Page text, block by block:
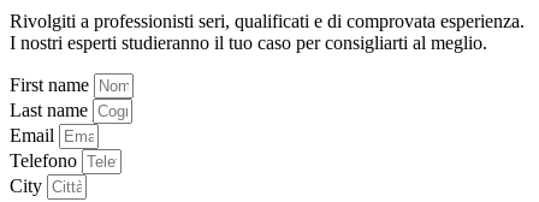
Rivolgiti a professionisti seri, qualificati e di comprovata esperienza.
I nostri esperti studieranno il tuo caso per consigliarti al meglio.
First name
Last name
Email
Telefono
City